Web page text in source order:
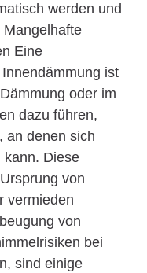
werden und
Eine
ist
oder im
dazu führen,
an denen sich
kann. Diese
von
vermieden
von
bei
sind einige